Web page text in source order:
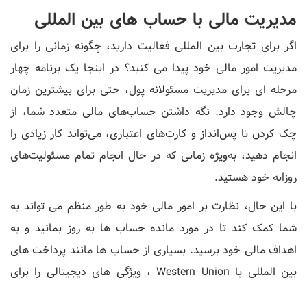
مدیریت مالی با حساب های بین المللی
اگر برای تجارت بین المللی فعالیت دارید، چگونه زمانی را برای
مدیریت امور مالی خود پیدا می کنید؟ در اینجا یک برنامه چهار
مرحله ای برای مدیریت مسئولانه پول، حتی برای بیشترین زمان
چالش وجود دارد. نگه داشتن حساب‌های مالی متعدد شما، از
چک کردن تا پس‌انداز و کارت‌های اعتباری، می‌تواند کار زیادی را
انجام دهید، به‌ویژه زمانی که در حال انجام تمام مسئولیت‌های
روزانه خود هستید.
با این حال، نظارت بر امور مالی خود به طور منظم می تواند به
شما کمک کند تا در مورد مانده حساب ها به روز بمانید و به
اهداف مالی خود برسید. بسیاری از حساب ‌ها مانند پرداخت های
بین المللی با Western Union ، ویژگی ‌های دیجیتالی را برای